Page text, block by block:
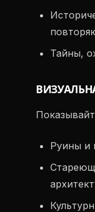
Тайны,
Руины и